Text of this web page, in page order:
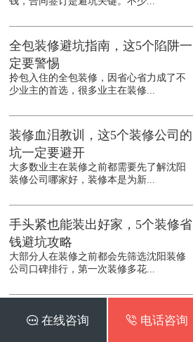
全包装修避坑指南，这5个陷阱一
定要警惕
拎包入住的全包装修，因省心省力成了不
少业主的首选，很多业主在装修...
装修血泪教训，这5个装修公司的
坑一定要避开
大多数业主在装修之前都需要先了解沈阳
装修公司哪家好，装修本是为新...
手头紧也能装出好家，5个装修省
钱避坑攻略
大部分人在装修之前都会先筛选沈阳装修
公司口碑排行，第一次装修多花...
装修别踩坑，这6个细节不注意，
 在线咨询  电话咨询